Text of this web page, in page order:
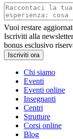
Vuoi restare
Iscriviti alla
bonus esclusivo
Iscriviti ora
Chi siamo
Eventi
Eventi online
Insegnanti
Centri
Strutture
Corsi online
Blog